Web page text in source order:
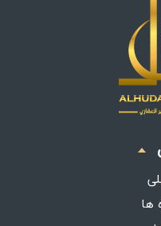
ها